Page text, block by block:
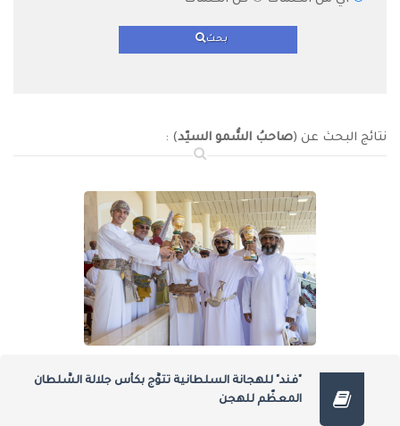
بحث
نتائج البحث عن (صاحبُ السُّمو السيّد) :
"فند" للهجانة السلطانية تتوَّج بكأس جلالة السُّلطان
المعظّم للهجن